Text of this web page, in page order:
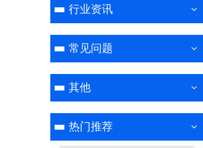
行业资讯
常见问题
其他
热门推荐